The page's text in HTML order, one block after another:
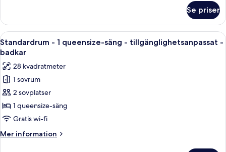
-
icke-
rökare
-
kingsize-
säng
tillgänglighetsanpassat
icke-
rökare
Se priser
Öppna
alla
foton
för
Standardrum
-
1
queensize-
säng
-
Ett hotellrum med en säng, ett
3
Standardrum - 1 queensize-säng - tillgänglighetsanpassat -
badkar
28 kvadratmeter
1 sovrum
2 sovplatser
1 queensize-säng
Gratis wi-fi
Mer information
Mer